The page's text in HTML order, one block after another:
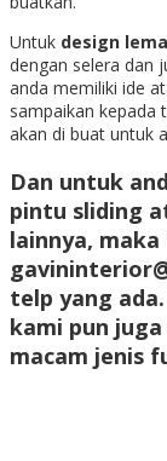
Untuk design
dengan selera dan
anda memiliki ide
sampaikan kepada
akan di buat untuk
Dan untuk
pintu sliding
lainnya,
telp yang
kami pun
macam jenis